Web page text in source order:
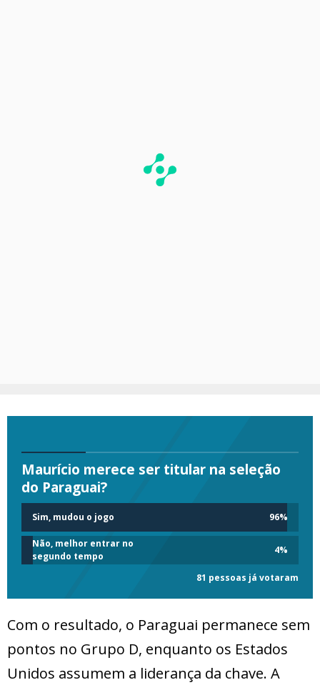
Maurício merece ser titular na seleção
do Paraguai?
Sim, mudou o jogo 96%
Não, melhor entrar no
segundo tempo
4%
81 pessoas já votaram
Com o resultado, o Paraguai permanece sem
pontos no Grupo D, enquanto os Estados
Unidos assumem a liderança da chave. A